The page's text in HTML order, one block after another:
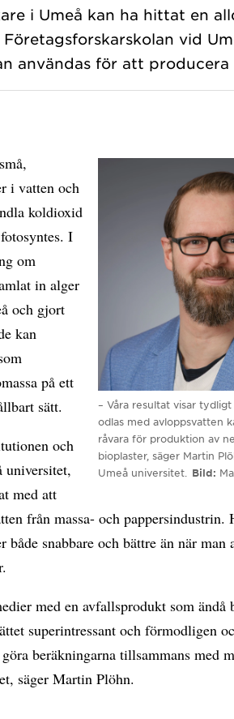
i Umeå kan ha hittat en
vid
– Våra resultat visar
odlas med avloppsvatten
råvara för produktion av
bioplaster, säger Martin
Umeå universitet.
Bild
i vatten och
koldioxid
I
om
in alger
och gjort
kan
på ett
sätt.
och
universitet,
med att
från massa- och pappersindustrin.
snabbare och bättre än när man
med en avfallsprodukt som ändå
superintressant och förmodligen
beräkningarna tillsammans med
säger Martin Plöhn.